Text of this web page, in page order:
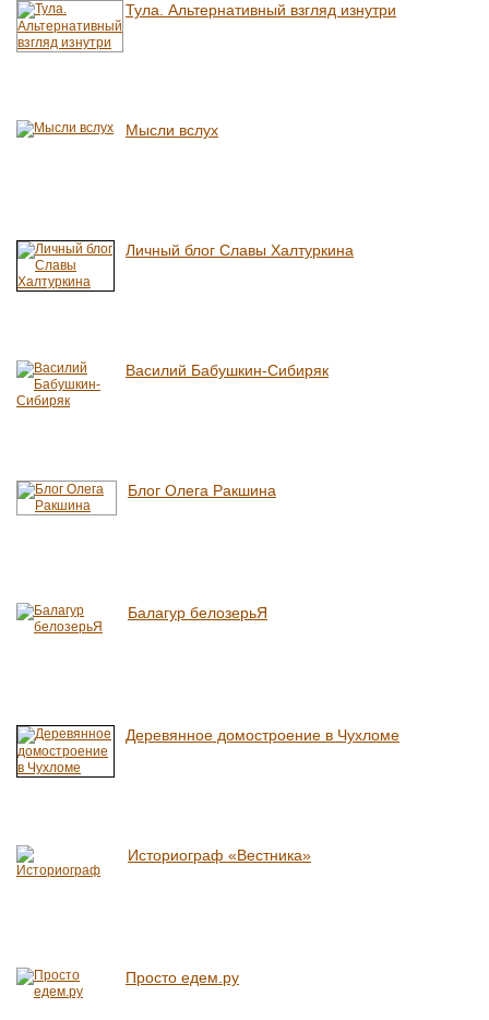
Тула. Альтернативный взгляд изнутри
Мысли вслух
Личный блог Славы Халтуркина
Василий Бабушкин-Сибиряк
Блог Олега Ракшина
Балагур белозерьЯ
Деревянное домостроение в Чухломе
Историограф «Вестника»
Просто едем.ру